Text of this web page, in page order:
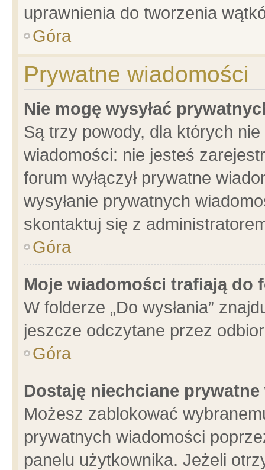
uprawnienia do tworzenia
Góra
Prywatne wiadomości
Nie mogę wysyłać
Są trzy powody, dla których
wiadomości: nie jesteś
forum wyłączył prywatne
wysyłanie prywatnych
skontaktuj się z
Góra
Moje wiadomości trafiają do
W folderze „Do wysłania”
jeszcze odczytane przez
Góra
Dostaję niechciane
Możesz zablokować
prywatnych wiadomości
panelu użytkownika. Jeżeli